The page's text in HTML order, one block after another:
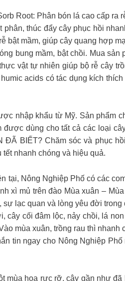
Root: Phân bón lá cao cấp ra
thúc đẩy cây phục hồi
bật mầm, giúp cây quang hợp
bung mầm, bật chồi. Mua sản
vật tự nhiên giúp bộ rễ cây
acids có tác dụng kích
nhập khẩu từ Mỹ. Sản phẩm
dùng cho tất cả các loại
BIẾT? Chăm sóc và phục
nhanh chóng và hiệu quả.
Nông Nghiệp Phố có các
xì mủ trên đào Mùa xuân –
lạc quan và lòng yêu đời
cối đâm lộc, nảy chồi, lá
mùa xuân, trồng rau thì
tin ngay cho Nông Nghiệp
hoa rực rỡ, cây gần như